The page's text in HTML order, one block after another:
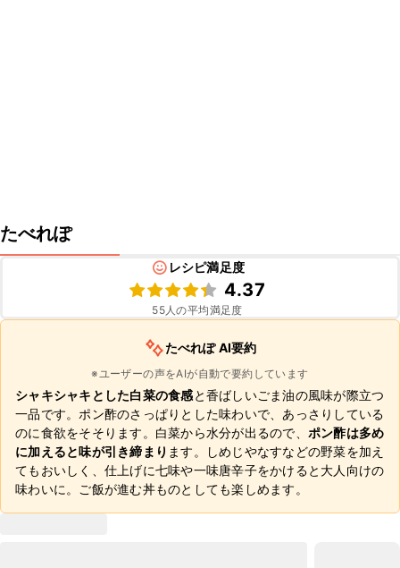
たべれぽ
レシピ満足度
4.37
55人の平均満足度
たべれぽ AI要約
※ユーザーの声をAIが自動で要約しています
シャキシャキとした白菜の食感と香ばしいごま油の風味が際立つ
一品です。ポン酢のさっぱりとした味わいで、あっさりしている
のに食欲をそそります。白菜から水分が出るので、 ポン酢は多め
に加えると味が引き締まり ます。しめじやなすなどの野菜を加え
てもおいしく、仕上げに七味や一味唐辛子をかけると大人向けの
味わいに。ご飯が進む丼ものとしても楽しめます。